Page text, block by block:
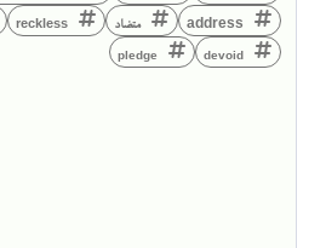
address متضاد reckless
devoid
pledge